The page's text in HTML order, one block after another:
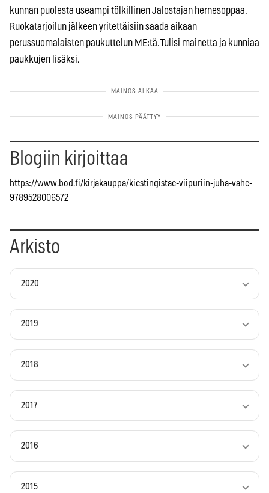
kunnan puolesta useampi tölkillinen Jalostajan hernesoppaa.
Ruokatarjoilun jälkeen yritettäisiin saada aikaan
perussuomalaisten paukuttelun ME:tä. Tulisi mainetta ja kunniaa
paukkujen lisäksi.
Blogiin kirjoittaa
https://www.bod.fi/kirjakauppa/kiestingistae-viipuriin-juha-vahe-
9789528006572
Arkisto
2020
2019
2018
2017
2016
2015